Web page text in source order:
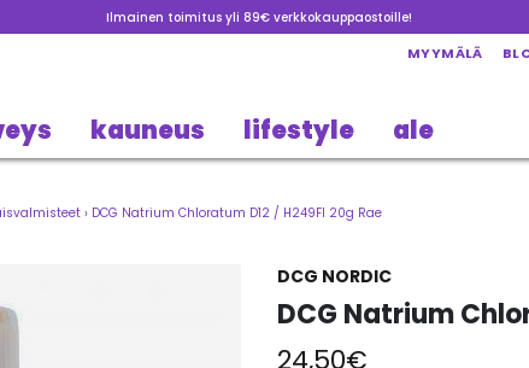
Ilmainen toimitus yli 89€ verkkokauppaostoille!
MYYMÄLÄ
kauneus lifestyle ale
› DCG Natrium Chloratum D12 / H249FI 20g Rae
DCG NORDIC
DCG Natrium
24,50€